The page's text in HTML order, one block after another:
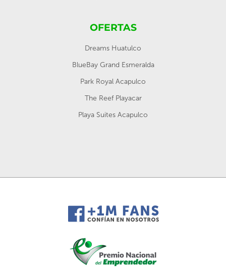
OFERTAS
Dreams Huatulco
BlueBay Grand Esmeralda
Park Royal Acapulco
The Reef Playacar
Playa Suites Acapulco